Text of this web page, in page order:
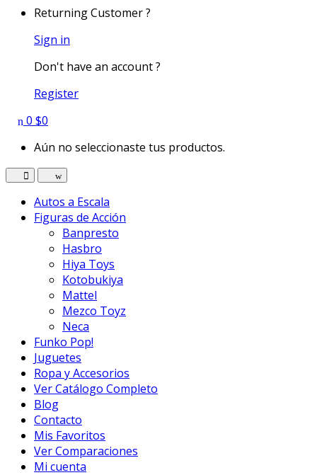
Returning Customer ?
Sign in
Don't have an account ?
Register
0 $0
Aún no seleccionaste tus productos.
Autos a Escala
Figuras de Acción
Banpresto
Hasbro
Hiya Toys
Kotobukiya
Mattel
Mezco Toyz
Neca
Funko Pop!
Juguetes
Ropa y Accesorios
Ver Catálogo Completo
Blog
Contacto
Mis Favoritos
Ver Comparaciones
Mi cuenta